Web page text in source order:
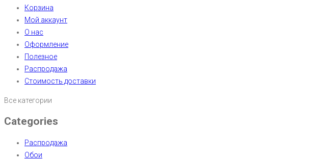
Корзина
Мой аккаунт
О нас
Оформление
Полезное
Распродажа
Стоимость доставки
Все категории
Categories
Распродажа
Обои